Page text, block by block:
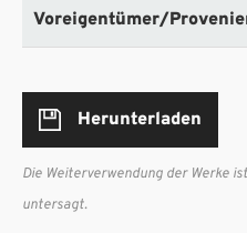
Voreigentümer/
Herunterladen
Die Weiterverwendung der Werke
untersagt.